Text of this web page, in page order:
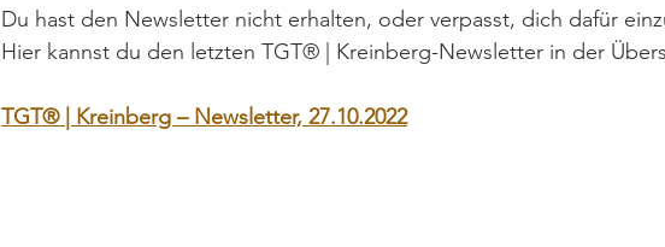
Du hast den Newsletter nicht erhalten, oder verpasst, dich dafür
Hier kannst du den letzten TGT® | Kreinberg-Newsletter in der
TGT® | Kreinberg – Newsletter, 27.10.2022